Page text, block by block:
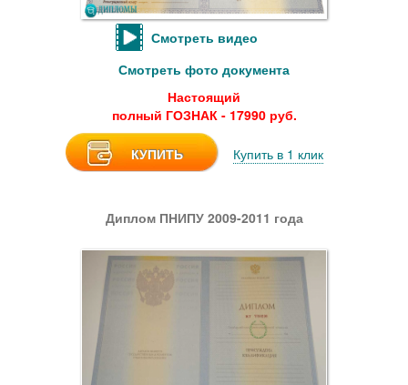
Смотреть видео
Смотреть фото документа
Настоящий
полный ГОЗНАК - 17990 руб.
КУПИТЬ Купить в 1 клик
Диплом ПНИПУ 2009-2011 года